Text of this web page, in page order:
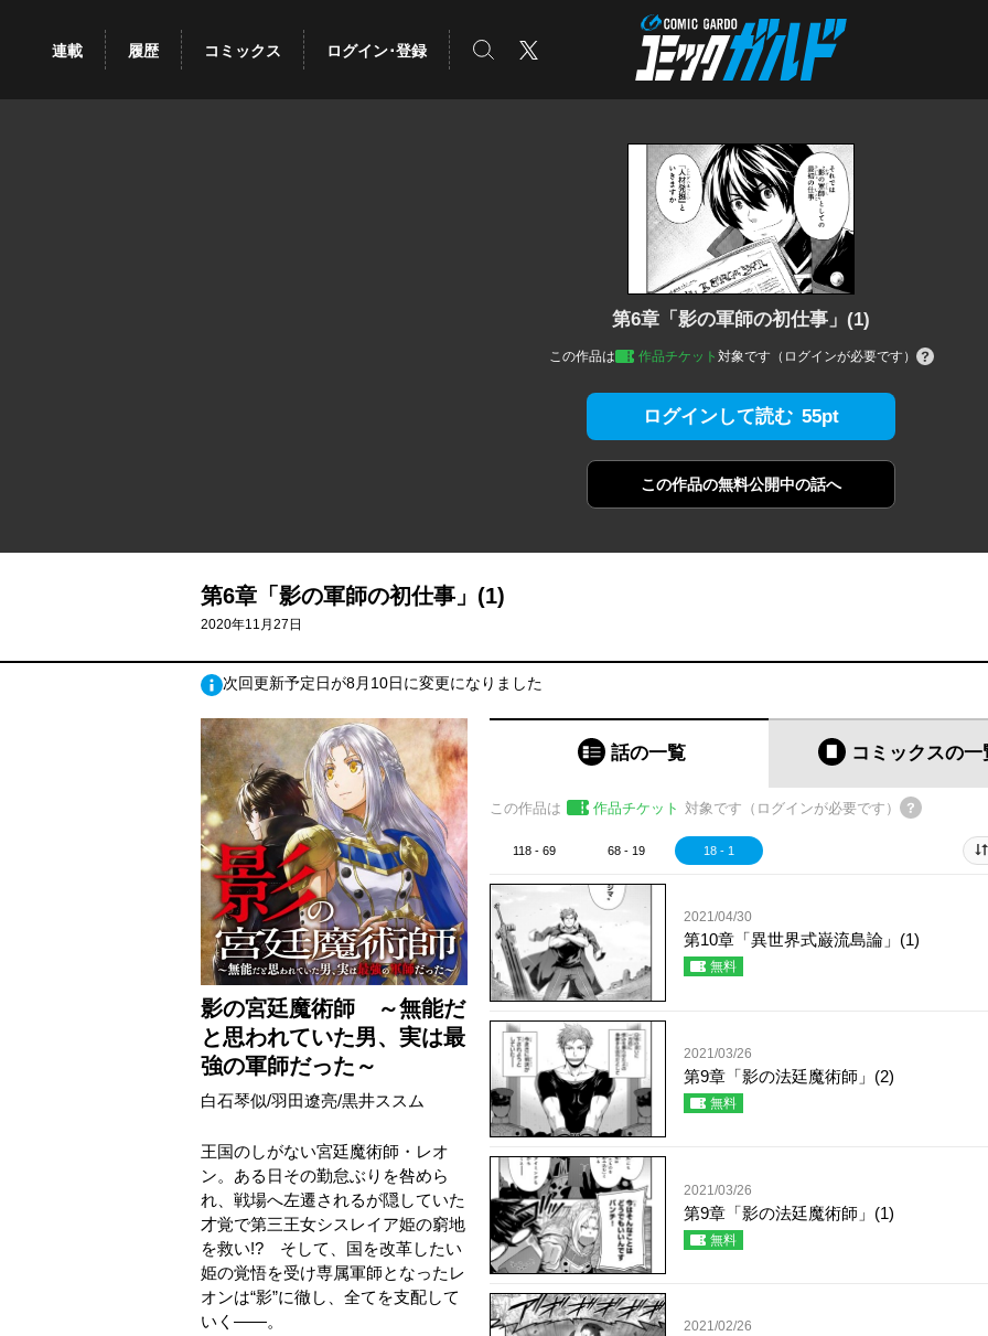
コミックガルド
連載 履歴 コミックス ログイン･登録 検索 X
第6章「影の軍師の初仕事」(1)
この作品は 作品チケット 対象です（ログインが必要です）
ログインして読む 55pt
この作品の無料公開中の話へ
第6章「影の軍師の初仕事」(1)
2020年11月27日
次回更新予定日が8月10日に変更になりました
影の宮廷魔術師 ～無能だ
と思われていた男、実は最
強の軍師だった～
白石琴似/羽田遼亮/黒井ススム
王国のしがない宮廷魔術師・レオ
ン。ある日その勤怠ぶりを咎めら
れ、戦場へ左遷されるが隠していた
才覚で第三王女シスレイア姫の窮地
を救い!? そして、国を改革したい
姫の覚悟を受け専属軍師となったレ
オンは“影”に徹し、全てを支配して
いく――。
話の一覧 コミックスの一
この作品は 作品チケット 対象です（ログインが必要です）
118 - 69 68 - 19 18 - 1
2021/04/30
第10章「異世界式巌流島論」(1)
無料
2021/03/26
第9章「影の法廷魔術師」(2)
無料
2021/03/26
第9章「影の法廷魔術師」(1)
無料
2021/02/26